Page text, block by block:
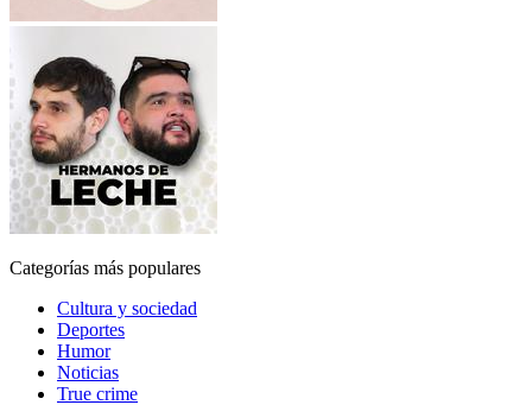
Categorías más populares
Cultura y sociedad
Deportes
Humor
Noticias
True crime